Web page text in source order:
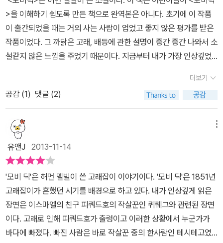
느낌이 들어서.그러다 해설을 보면서 알아챘다. 이건 누구를 중심으
로 보느냐에 따라 다양한 해석이 있을 수 있고 그만큼 다양한 감정을
느낄 수 있겠구나라는 것을. 확실한 주인공이 있어서 그를 중심으로
전개되는 형식이 아닌, 포커스를 어디에 맞추는가에 따라 주인공이
구를 중심으로, 즉 누구에게 나를 대입하며 읽을까 열심히 궁리하지
만 결국에는 덧없는 짓이 되고 만다. 왜? 이스마엘과 모비 딕을 제외
하고 모두 사라지니까. 그제서야 허탈감이 밀려온다. 일등항해사 스
타벅에게 동화되어 읽기도 하고 때론 비록 복수심에 눈이 멀어 정신
이상자라는 생각이 들면서도 일종의 측은지심 때문에 멋지다(실은 자
신의 잘못을 인정하거나 간혹 보이는 내면과의 싸움을 보여줌으로써
그런 생각이 들었다.)고까지 생각하게 되는 아하브에 동화되기도 하
지만 모두 부질없는 짓이 되고 만다. 그리고 그제서야 독자는 서서히
현실로 돌아온다. 이런 것이 바로 고전이라는 것이구나!
것이다. 광기에 서려 복수를 꿈꾸는 아하브 선장에게 치중할 수도 있
고 아니면 모비 딕 자체 또는 이스마엘이 될 수도 있다. 그런데 나는
이들 모두가 아닌 바다에 집중한다. 꽤 추상적이고 포괄적인데 왜 하
필 바다에 집중하게 되었을까 생각해 보았다. 어쩌면 그 영화 때문이
아닐까. 누군가 내게 무섭게 본 공포영화가 무엇이냐 묻는다면 주저
없이 오픈 워터(Open Water)라고 할 것이다.무한(無限)한 바다와
유한(有限)한 인간의 대조적인 모습은 어쩌면 처음부터 승패가 결정
이길 승산이 적은 확률인데 맨몸뚱이로는 생명의 근원인 모(母)계 바
다를 이길 수 없다. 극한의 상황이 오면 인간은 미쳐버리거나 포기하
거나 아니면 초인적인 의지로 버티거나 이중 하나이다.오픈 워터에서
주인공 스스로 삶의 종지부를 찍듯 모비 딕의 아하브 선장도 스스로
창조한 광기에 갇혀 바다 아래로 내려간다. 바다는 모든 것을 창조하
고 또한 잠식한다. 거대한 지구의 자궁이 품고 있는 것들은 끊임없이
재생산되고 소멸한다. 이들은 태어난 모계의 자궁이 아닌 자연의 자
궁으로 사라진 것이다. 비극적이지만 이들의 마지막을 잊지 못하는
이유이기도 하며 동시에 번잡한내 안을 마주하는 거 같은 심정이기도
>을 이해하기 쉽도록 만든 책으로 완역본은 아니다. 초기에 이 작품
이 출간되었을 때는 거의 사는 사람이 업었고 좋지 않은 평가를 받은
작품이었다. 그 까닭은 고래, 배등에 관한 설명이 중간 중간 나와서 소
설같지 않은 느낌을 주었기 때문이다. 지금부터 내가 가장 인상깊었
획이지요?'아하브 선장이 주막을 꽉 쥐며 으르렁거렸다.'맞아, 그놈을
얇게 저밀 수 있는 촉을 만들어 주게.'퍼치는 아하브 선장이 시키는 대
로 할 수밖에 없었다.그는 화살촉처럼 생긴 커다란 날의 작살의 막대
끝에 붙였다.'선장님, 물통좀 이리 건네주세요. 담금질을 해야겠 습니
다.'아하브 선장은 시뻘겋게 달궈진 대를 퍼치의 손에서 낚아채며 소
리쳤다.'안 돼, 보통 물로 내 작살에 세례식을 하고 싶지 않아. 이봐! 퀴
퀘그, 데이구, 그리고 테시테고, 내 앞으로 나와. 이도교인 자네들이
이 달궈진 촉을 흠뻑 적시기에 충분할 만큼의 피를 나에게 주면 어떻
겠는가?'세사람은 고개를 끄떡이며 선장에게로 다가갔다. 그리고 자
신들의 팔에 칼자국을 낸 다음 한 컵 가득히 피를 떨어뜨렸다. 아하브
선장이 빨갛게 단 쇠를 그 안에 담그자 피시식 소리가 나면서 연기가
피어올랐다.그는 작살을 허공으로 들어 올리며 고래고래 악을 썼
더보기
공감 (1) 댓글 (2)
유앤J 2013-11-14
'모비 딕'은 허먼 멜빌이 쓴 고래잡이 이야기이다. '모비 딕'은 1851년
고래잡이가 흔했던 시기를 배경으로 하고 있다. 내가 인상깊게 읽은
장면은 이스마엘의 친구 피쿼드호의 작살꾼인 퀴퀘그와 관련된 장면
이다. 고래로 인해 피쿼드호가 출렁이고 이러한 상황에서 누군가가
바다에 빠졌다. 빠진 사람은 바로 작살꾼 중의 한사람인 테시테고였